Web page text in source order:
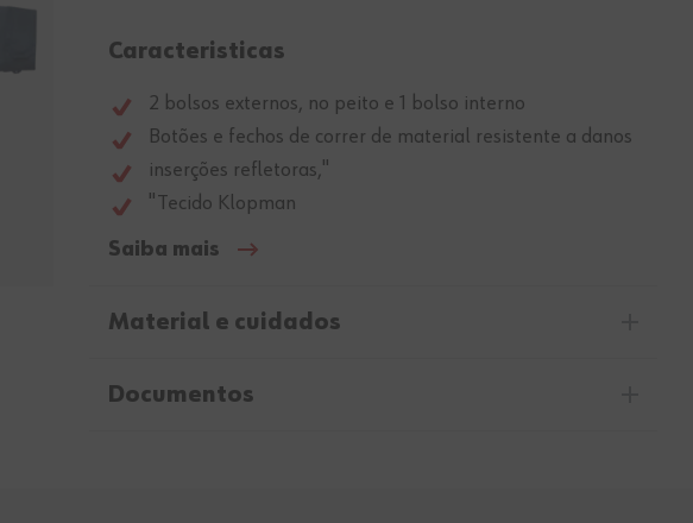
Caracteristicas
2 bolsos externos, no peito e 1 bolso interno
Botões e fechos de correr de material resistente a danos
inserções refletoras,"
"Tecido Klopman
Saiba mais
Material e cuidados
Documentos